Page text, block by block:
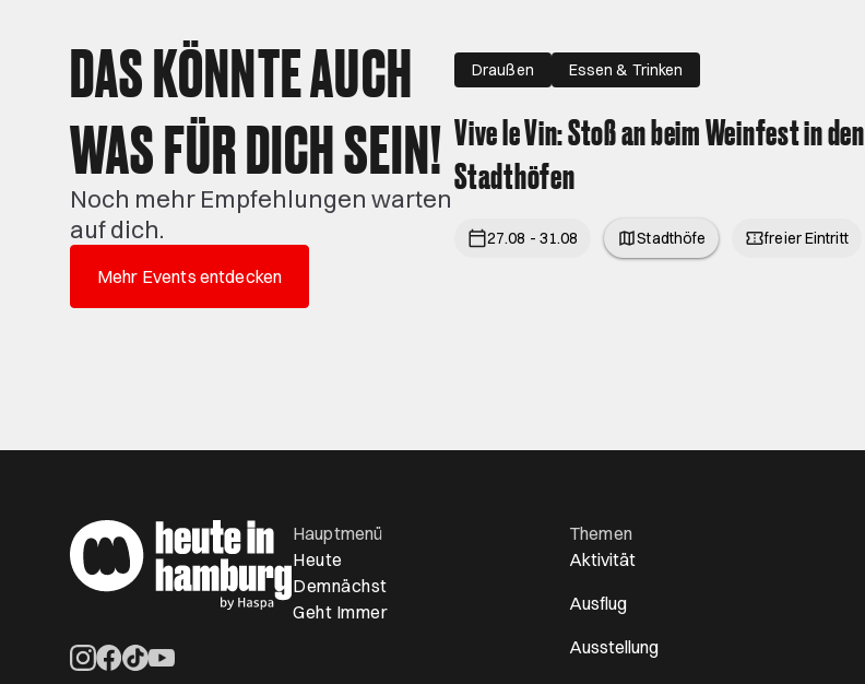
DAS KÖNNTE AUCH
WAS FÜR DICH SEIN!
Noch mehr Empfehlungen warten
auf dich.
Mehr Events entdecken
Draußen Essen & Trinken
Vive le Vin: Stoß an beim Weinfest in den
Stadthöfen
27.08 - 31.08 Stadthöfe freier Eintritt
Hauptmenü
Heute
Demnächst
Geht Immer
Themen
Aktivität
Ausflug
Ausstellung